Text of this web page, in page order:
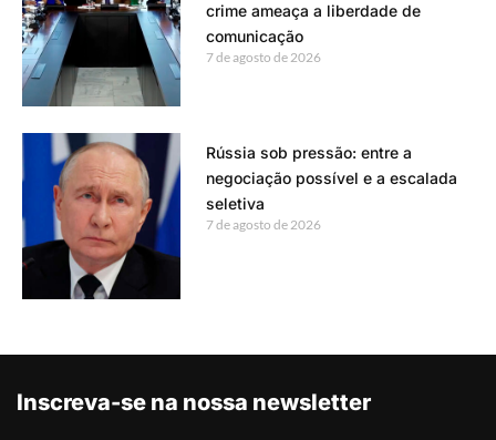
crime ameaça a liberdade de
comunicação
7 de agosto de 2026
Rússia sob pressão: entre a
negociação possível e a escalada
seletiva
7 de agosto de 2026
Inscreva-se na nossa newsletter